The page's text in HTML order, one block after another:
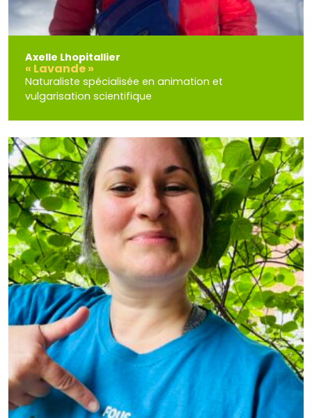
Axelle Lhopitallier
« Lavande »
Naturaliste spécialisée en animation et
vulgarisation scientifique